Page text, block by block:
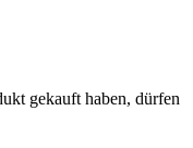
gekauft haben, dürfen